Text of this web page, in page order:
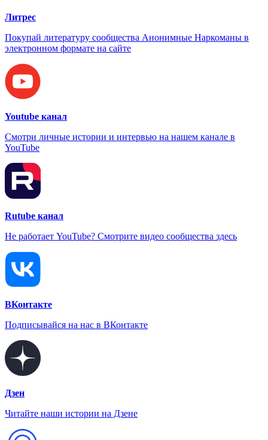
Литрес
Покупай литературу сообщества Анонимные Наркоманы в
электронном формате на сайте
Youtube канал
Смотри личные истории и интервью на нашем канале в
YouTube
Rutube канал
Не работает YouTube? Смотрите видео сообщества здесь
ВКонтакте
Подписывайся на нас в ВКонтакте
Дзен
Читайте наши истории на Дзене